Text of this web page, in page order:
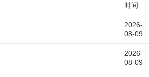
时间
2026-
08-09
2026-
08-09